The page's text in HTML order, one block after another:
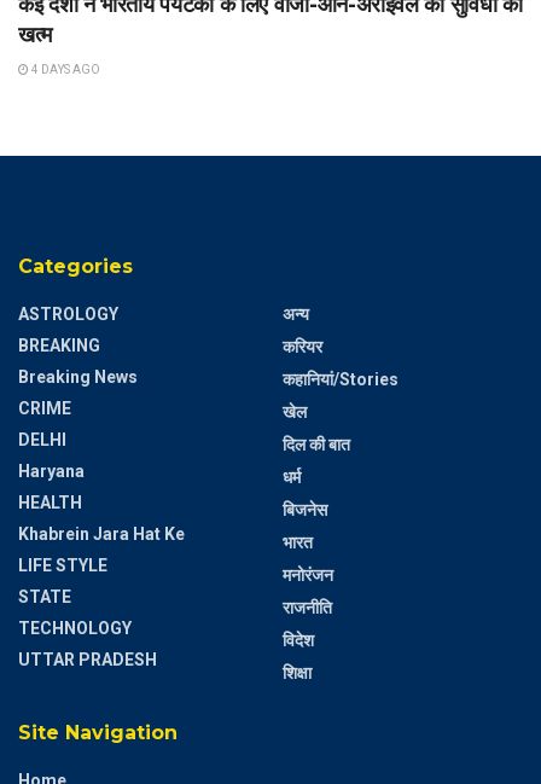
खत्म
4 DAYS AGO
Categories
ASTROLOGY
BREAKING
Breaking News
CRIME
DELHI
Haryana
HEALTH
Khabrein Jara Hat Ke
LIFE STYLE
STATE
TECHNOLOGY
UTTAR PRADESH
अन्य
करियर
कहानियां/Stories
खेल
दिल की बात
धर्म
बिजनेस
भारत
मनोरंजन
राजनीति
विदेश
शिक्षा
Site Navigation